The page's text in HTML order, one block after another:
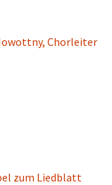
Chorleiter
zum Liedblatt